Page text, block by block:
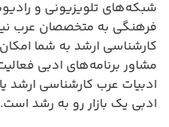
شبکه‌های تلویزیونی و
فرهنگی به متخصصان عرب
کارشناسی ارشد به شما
مشاور برنامه‌های ادبی
ادبیات عرب کارشناسی ارشد
ادبی یک بازار رو به رشد است.